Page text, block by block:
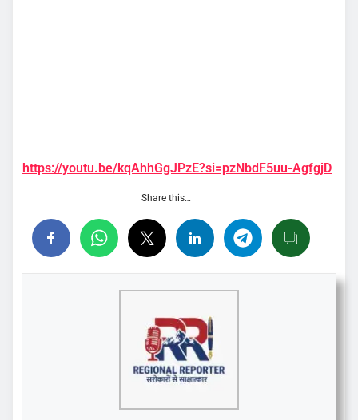
https://youtu.be/kqAhhGgJPzE?si=pzNbdF5uu-AgfgjD
Share this…